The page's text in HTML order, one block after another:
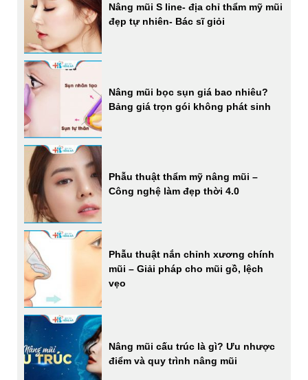
Nâng mũi S line- địa chỉ thẩm mỹ mũi
đẹp tự nhiên- Bác sĩ giỏi
Nâng mũi bọc sụn giá bao nhiêu?
Bảng giá trọn gói không phát sinh
Phẫu thuật thẩm mỹ nâng mũi –
Công nghệ làm đẹp thời 4.0
Phẫu thuật nắn chỉnh xương chính
mũi – Giải pháp cho mũi gồ, lệch
vẹo
Nâng mũi cấu trúc là gì? Ưu nhược
điểm và quy trình nâng mũi